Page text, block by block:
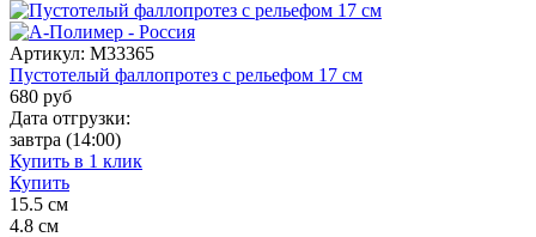
Артикул: M33365
Пустотелый фаллопротез с рельефом 17 см
680 руб
Дата отгрузки:
завтра (14:00)
Купить в 1 клик
Купить
15.5 см
4.8 см